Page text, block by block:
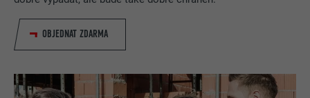
OBJEDNAT ZDARMA